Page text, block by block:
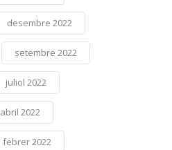
desembre 2022
setembre 2022
juliol 2022
abril 2022
febrer 2022